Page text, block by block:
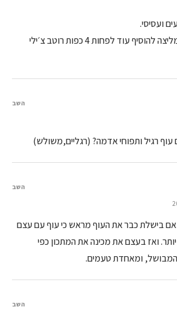
ועסיסי.
לאוהבי אוכל חרפרף ממליצה להוסיף עוד לפחות 4 כפות רוטב צ׳ילי
עוף רגיל ותפוחי אדמה? (רגליים,משולש)
השב
אם בישלת כבר את העוף מראש כי עוף עם עצם
ואז בעצם את מכינה את המתכון כפי
ומאחדת טעמים.
השב
השב